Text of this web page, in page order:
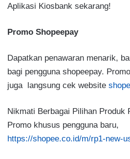
Aplikasi Kiosbank sekarang!
Promo Shopeepay
Dapatkan penawaran menarik,
bagi pengguna shopeepay.
juga langsung cek website
Nikmati Berbagai Pilihan Produk
Promo khusus pengguna baru,
https://shopee.co.id/m/rp1-new-